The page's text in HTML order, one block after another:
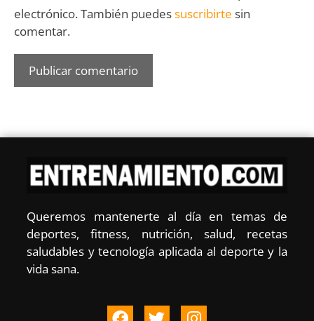
electrónico. También puedessuscribirte sin
comentar.
Queremos mantenerte al día en temas de
deportes, fitness, nutrición, salud, recetas
saludables y tecnología aplicada al deporte y la
vida sana.